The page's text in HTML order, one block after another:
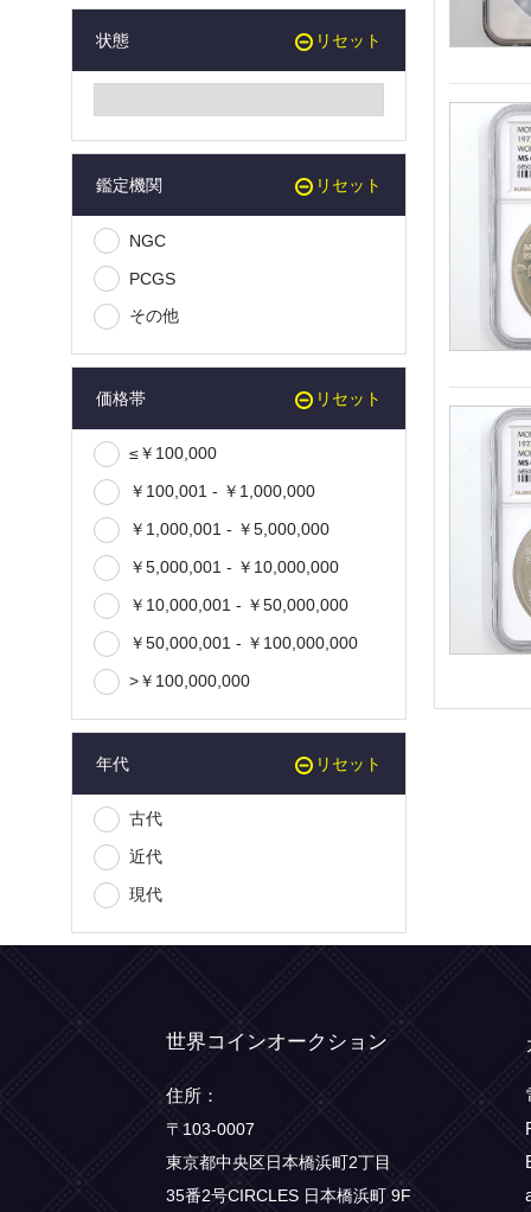
状態 リセット
鑑定機関 リセット
NGC
PCGS
その他
価格帯 リセット
≤￥100,000
￥100,001 - ￥1,000,000
￥1,000,001 - ￥5,000,000
￥5,000,001 - ￥10,000,000
￥10,000,001 - ￥50,000,000
￥50,000,001 - ￥100,000,000
>￥100,000,000
年代 リセット
古代
近代
現代
世界コインオークション
住所：
〒103-0007
東京都中央区日本橋浜町2丁目
35番2号CIRCLES 日本橋浜町 9F